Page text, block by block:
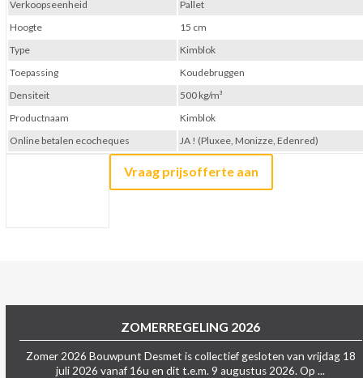
Vraag prijsofferte aan
Verkoopseenheid
Pallet
Hoogte
15 cm
Type
Kimblok
Toepassing
Koudebruggen
Densiteit
500 kg/m³
Productnaam
Kimblok
Online betalen ecocheques
JA ! (Pluxee, Monizze, Edenred)
ZOMERREGELING 2026
Zomer 2026 Bouwpunt Desmet is collectief gesloten van vrijdag 18
juli 2026 vanaf 16u en dit t.e.m. 9 augustus 2026. Op ...